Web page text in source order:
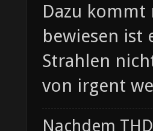
Dazu kommt
bewiesen ist
Strahlen
von irgent
Nachdem